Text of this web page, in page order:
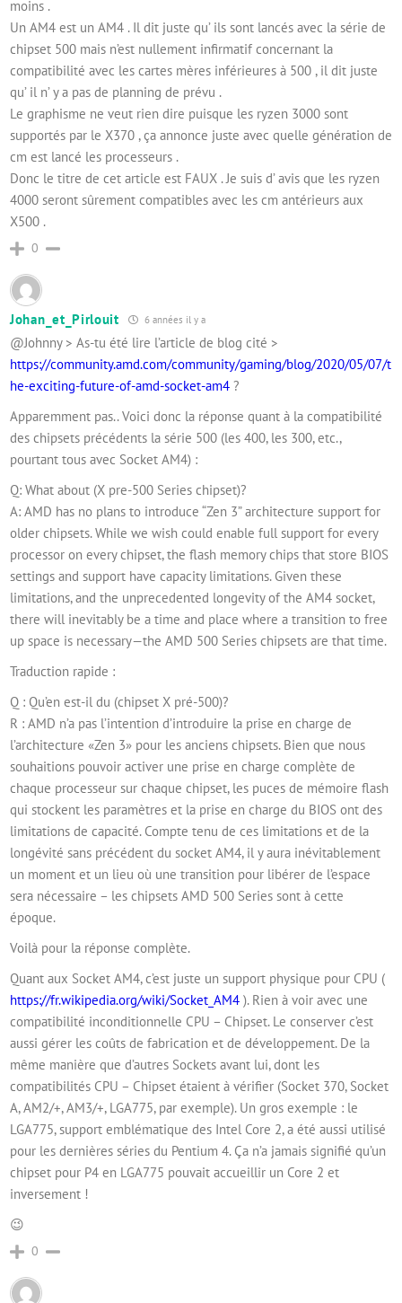
moins .
Un AM4 est un AM4 . Il dit juste qu’ ils sont lancés avec la série de
chipset 500 mais n’est nullement infirmatif concernant la
compatibilité avec les cartes mères inférieures à 500 , il dit juste
qu’ il n’ y a pas de planning de prévu .
Le graphisme ne veut rien dire puisque les ryzen 3000 sont
supportés par le X370 , ça annonce juste avec quelle génération de
cm est lancé les processeurs .
Donc le titre de cet article est FAUX . Je suis d’ avis que les ryzen
4000 seront sûrement compatibles avec les cm antérieurs aux
X500 .
0
Johan_et_Pirlouit 6 années il y a
@Johnny > As-tu été lire l’article de blog cité >
https://community.amd.com/community/gaming/blog/2020/05/07/t
he-exciting-future-of-amd-socket-am4 ?
Apparemment pas.. Voici donc la réponse quant à la compatibilité
des chipsets précédents la série 500 (les 400, les 300, etc.,
pourtant tous avec Socket AM4) :
Q: What about (X pre-500 Series chipset)?
A: AMD has no plans to introduce “Zen 3” architecture support for
older chipsets. While we wish could enable full support for every
processor on every chipset, the flash memory chips that store BIOS
settings and support have capacity limitations. Given these
limitations, and the unprecedented longevity of the AM4 socket,
there will inevitably be a time and place where a transition to free
up space is necessary—the AMD 500 Series chipsets are that time.
Traduction rapide :
Q : Qu’en est-il du (chipset X pré-500)?
R : AMD n’a pas l’intention d’introduire la prise en charge de
l’architecture «Zen 3» pour les anciens chipsets. Bien que nous
souhaitions pouvoir activer une prise en charge complète de
chaque processeur sur chaque chipset, les puces de mémoire flash
qui stockent les paramètres et la prise en charge du BIOS ont des
limitations de capacité. Compte tenu de ces limitations et de la
longévité sans précédent du socket AM4, il y aura inévitablement
un moment et un lieu où une transition pour libérer de l’espace
sera nécessaire – les chipsets AMD 500 Series sont à cette
époque.
Voilà pour la réponse complète.
Quant aux Socket AM4, c’est juste un support physique pour CPU (
https://fr.wikipedia.org/wiki/Socket_AM4 ). Rien à voir avec une
compatibilité inconditionnelle CPU – Chipset. Le conserver c’est
aussi gérer les coûts de fabrication et de développement. De la
même manière que d’autres Sockets avant lui, dont les
compatibilités CPU – Chipset étaient à vérifier (Socket 370, Socket
A, AM2/+, AM3/+, LGA775, par exemple). Un gros exemple : le
LGA775, support emblématique des Intel Core 2, a été aussi utilisé
pour les dernières séries du Pentium 4. Ça n’a jamais signifié qu’un
chipset pour P4 en LGA775 pouvait accueillir un Core 2 et
inversement !
😉
0